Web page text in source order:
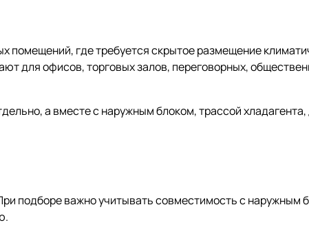
где требуется скрытое размещение
для офисов, торговых залов, переговорных,
а вместе с наружным блоком, трассой
подборе важно учитывать совместимость с наружным